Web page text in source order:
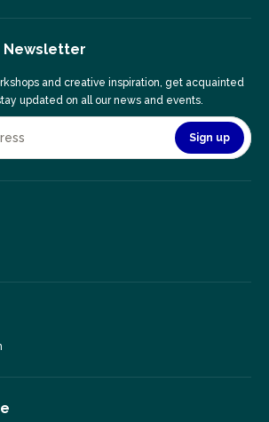
Newsletter
and creative inspiration, get acquainted
updated on all our news and events.
Sign up